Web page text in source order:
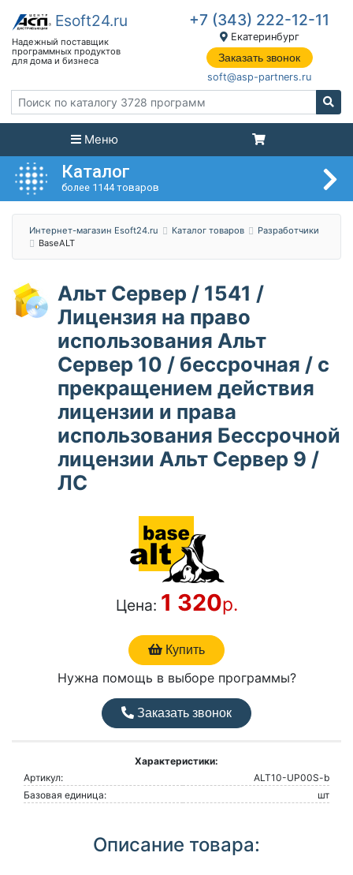
+7 (343) 222-12-11
Екатеринбург
Заказать звонок
soft@asp-partners.ru
Меню
Каталог
более 1144 товаров
Интернет-магазин Esoft24.ru Каталог товаров
Разработчики
BaseALT
Альт Сервер / 1541 /
Лицензия на право
использования Альт
Сервер 10 / бессрочная / с
прекращением действия
лицензии и права
использования Бессрочной
лицензии Альт Сервер 9 /
ЛС
Цена: 1 320р.
Купить
Нужна помощь в выборе программы?
Заказать звонок
Характеристики:
Артикул:
ALT10-UP00S-b
Базовая единица:
шт
Описание товара: